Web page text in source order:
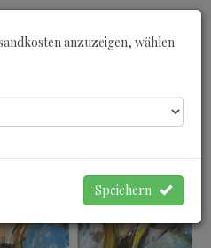
anzuzeigen, wählen
Speichern